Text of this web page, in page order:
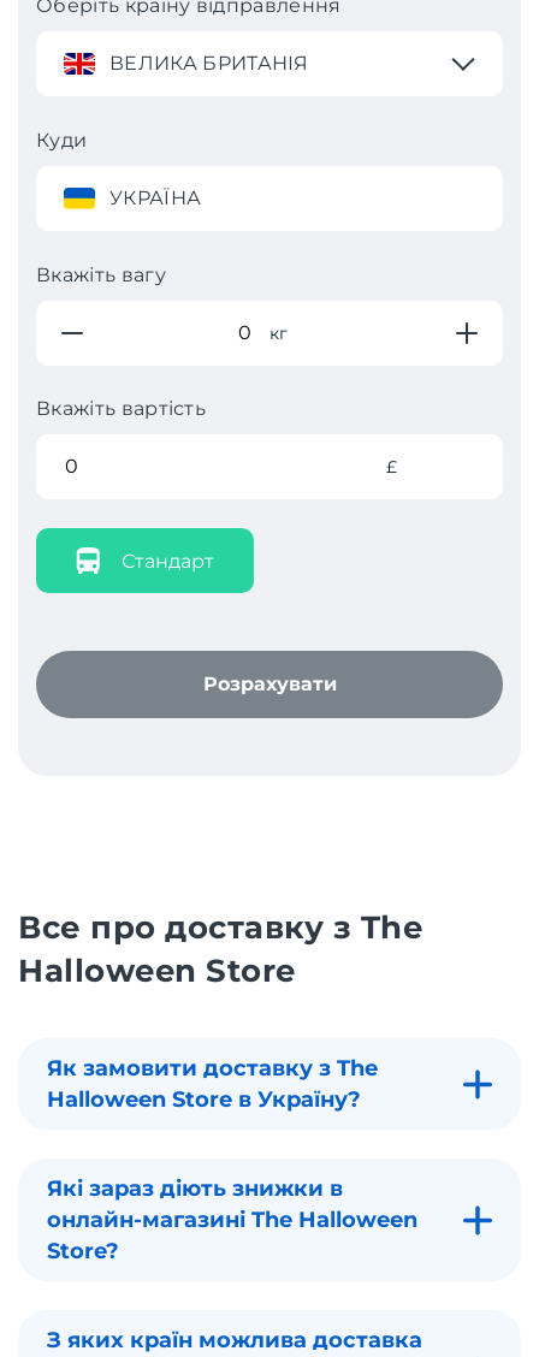
Оберіть країну відправлення
ВЕЛИКА БРИТАНІЯ
Куди
УКРАЇНА
Вкажіть вагу
кг
Вкажіть вартість
£
Стандарт
Розрахувати
Все про доставку з The
Halloween Store
Як замовити доставку з The
Halloween Store в Україну?
Які зараз діють знижки в
онлайн-магазині The Halloween
Store?
З яких країн можлива доставка